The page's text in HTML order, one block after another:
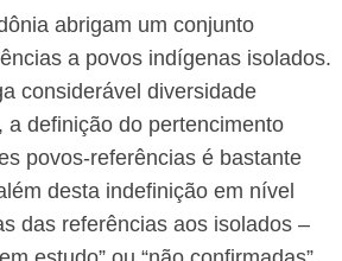
abrigam um conjunto
a povos indígenas isolados.
considerável diversidade
a definição do pertencimento
povos-referências é bastante
desta indefinição em nível
das referências aos isolados –